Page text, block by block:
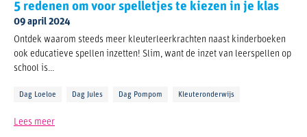
5 redenen om voor spelletjes te kiezen in je klas
09 april 2024
Ontdek waarom steeds meer kleuterleerkrachten naast kinderboeken
ook educatieve spellen inzetten! Slim, want de inzet van leerspellen op
school is...
Dag Loeloe Dag Jules Dag Pompom Kleuteronderwijs
Lees meer